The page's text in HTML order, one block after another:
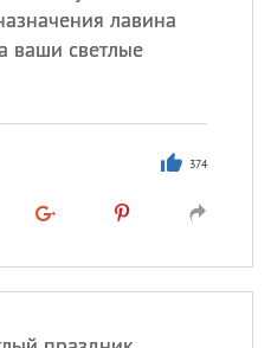
лавина
ваши светлые
374